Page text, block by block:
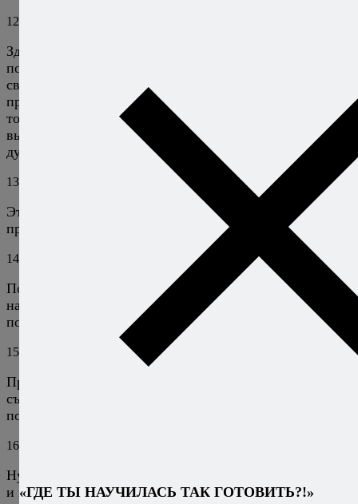
12
Здравствуйте, Алексей, сделала террин, на вкус
понравился, но во время приготовления (под фольгой)
сверху выступила жидкость примерно на 1.5 см,
пришлось потом ее сливать. И масса, видимо, яичная,
тоже поднялась наверх, из-за этого верхняя часть
выглядела не очень аппетитно. Я готовила не в
духовке, а на водяной бане на плите.
13 22 мая 2011Ответить
Это неправильно, так быть не должно. :) Попробуйте
приготовить в духовке.
14
После того, как террин ночь постоял в холодильнике,
наутро он стал ещё вкуснее, несмотря на некоторые
погрешности внешнего вида :) Спасибо еще раз :)
15 18 марта 2017Ответить
Прекрасное блюдо, я, правда, остывания не дождалась,
съели горячим на ужин, с холодной частью
познакомлюсь завтра.
16
Ну и как она, холодная? На мой взгляд, его только так
и можно есть, иначе разваливается ведь.
«ГДЕ ТЫ НАУЧИЛАСЬ ТАК ГОТОВИТЬ?!»